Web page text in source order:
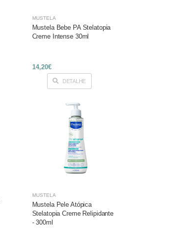
MUSTELA
Mustela Bebe PA Stelatopia
Creme Intense 30ml
14,20€
DETALHE
MUSTELA
Mustela Pele Atópica
Stelatopia Creme Relipidante
- 300ml